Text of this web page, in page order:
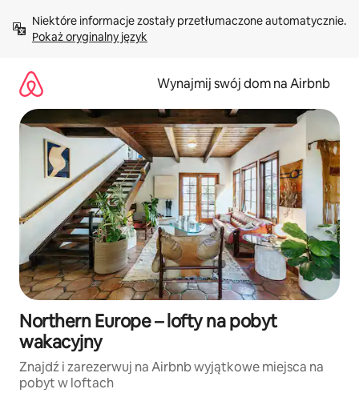
treści Pokaż oryginalny język
Wynajmij swój dom na Airbnb
Northern Europe – lofty na pobyt
wakacyjny
Znajdź i zarezerwuj na Airbnb wyjątkowe miejsca na
pobyt w loftach